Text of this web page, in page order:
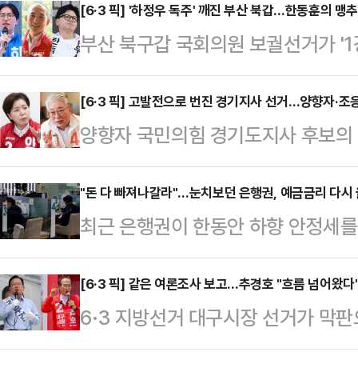
오 ‘조인섭 변호사의 상담소’에는
알게 된 여성 A씨의 사연이 소개됐
기며 자기 관리가 철저한 사람이었
만큼 다정한 남편이었다”고 말했다
의 중역으로 반도체 제조 장비와 정
을 했다”며 “…
[6·3 픽] '하정우 독주' 깨진 부산 북갑…한동훈의 맹
부산 북구갑 국회의원 보궐선거가
다. 그 속도는 매우 빨랐다. 이재명
더불어민주당 부산시장 후보의 후
는 듯했지만, 선거가 중반을 넘어서
쪽으로 옮겨붙는 분위기다.26일 정
서치가 부산일보 의뢰로 지난
여론조사 결과 한동훈 후보는
(34.0%)와 오…
[6·3 픽] 고발전으로 번진 경기지사 선거…양향자·조
양향자 국민의힘 경기도지사 후보
조응천 개혁신당 후보 간 신경전이
너간 분위기다.조응천 후보 캠프는
양향자 후보의 학력·학위 허위사실
앙선관위에 이의제기서를 제출했
태는 피선거권 박탈까지 이를 수 있
격 자체가 없다"며 "허위 포장으로
반드시 뿌리 뽑아야 한다…
"돈 다 빠져나갈라"…눈치보던 은행권, 예금금리 다시
최근 은행권이 한동안 하향 안정세
다.증시 강세 여파로 시중 자금이
하자, 급격한 수신 이탈을 방어하기
된다.26일 금융권에 따르면 주요
신 상품의 금리를 잇달아 상향 조정
[6·3 픽] 같은 여론조사 보고…추경호 "흐름 넘어왔
6·3 지방선거 대구시장 선거가 막
후보와 추경호 국민의힘 후보 양 캠